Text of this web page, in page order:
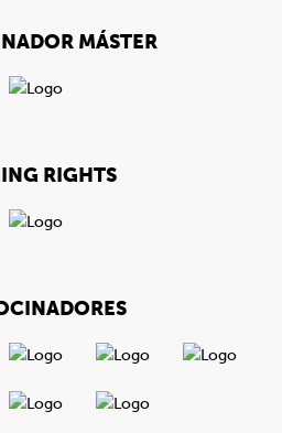
MÁSTER
RIGHTS